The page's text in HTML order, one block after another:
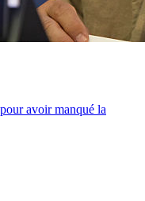
avoir manqué la